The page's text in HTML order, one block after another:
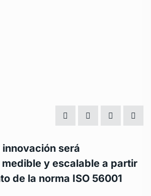
será
y escalable a partir
de la norma ISO 56001